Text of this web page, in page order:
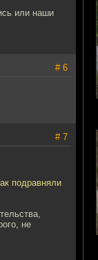
или наши
# 6
# 7
подравняли
не